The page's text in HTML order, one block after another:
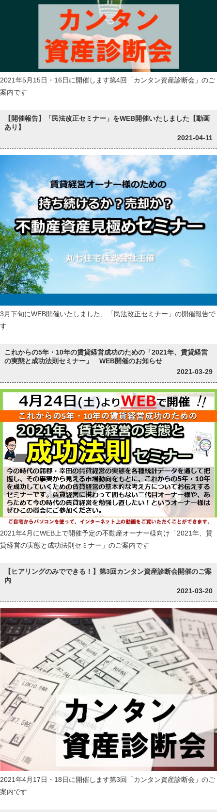
2021年5月15日・16日に開催します第4回「カンタン資産診断会」のご
案内です
【開催報告】「民法改正セミナー」をWEB開催いたしました【動画
あり】
2021-04-11
3月下旬にWEB開催いたしました、「民法改正セミナー」の開催報告で
す
これからの5年・10年の賃貸経営成功のための「2021年、賃貸経営
の実態と成功法則セミナー」 WEB開催のお知らせ
2021-03-29
2021年4月にWEB上で開催予定の不動産オーナー様向け「2021年、賃
貸経営の実態と成功法則セミナー」のご案内です
【ヒアリングのみでできる！】第3回カンタン資産診断会開催のご案
内
2021-03-20
2021年4月17日・18日に開催します第3回「カンタン資産診断会」のご
案内です